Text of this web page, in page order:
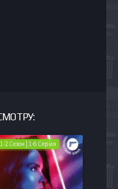
1-2 Сезон | 1-6 Серия